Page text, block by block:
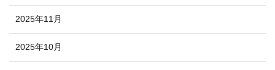
2025年11月
2025年10月